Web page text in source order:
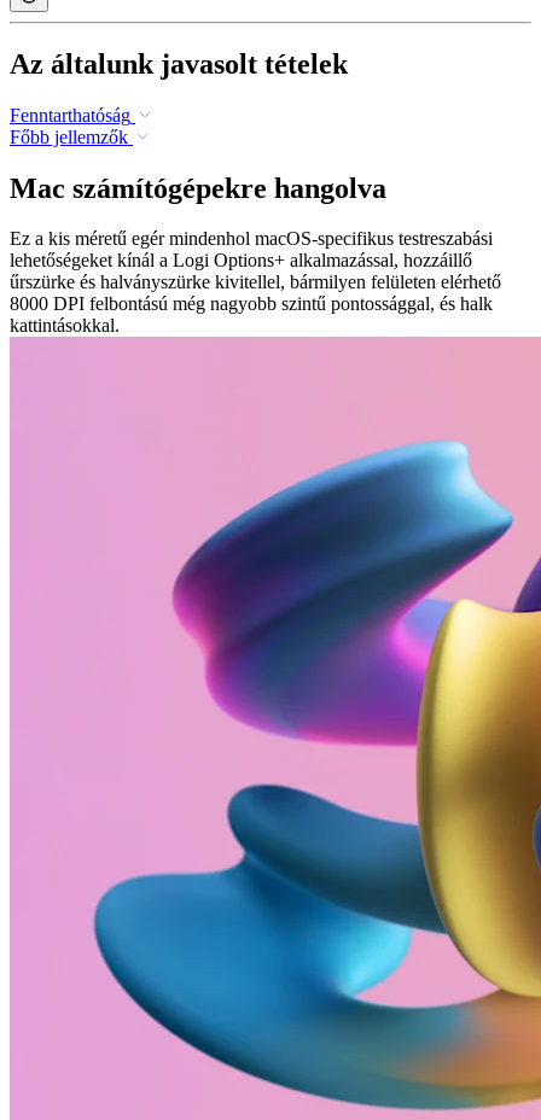
Az általunk javasolt tételek
Fenntarthatóság
Főbb jellemzők
Mac számítógépekre hangolva
Ez a kis méretű egér mindenhol macOS-specifikus testreszabási
lehetőségeket kínál a Logi Options+ alkalmazással, hozzáillő
űrszürke és halványszürke kivitellel, bármilyen felületen elérhető
8000 DPI felbontású még nagyobb szintű pontossággal, és halk
kattintásokkal.